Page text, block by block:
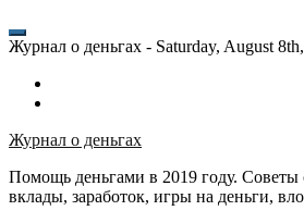
Журнал о деньгах - Saturday, August
банка
24
для
взять
WebMoney?
Журнал о деньгах
Помощь деньгами в 2019 году. Советы
вклады, заработок, игры на деньги,